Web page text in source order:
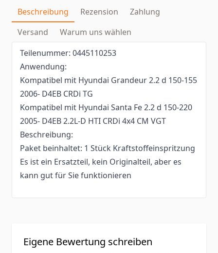
Beschreibung Rezension
Zahlung
Versand
Warum uns wählen
Teilenummer: 0445110253
Anwendung:
Kompatibel mit Hyundai Grandeur 2.2 d 150-155
2006- D4EB CRDi TG
Kompatibel mit Hyundai Santa Fe 2.2 d 150-220
2005- D4EB 2.2L-D HTI CRDi 4x4 CM VGT
Beschreibung:
Paket beinhaltet: 1 Stück Kraftstoffeinspritzung
Es ist ein Ersatzteil, kein Originalteil, aber es
kann gut für Sie funktionieren
Eigene Bewertung schreiben